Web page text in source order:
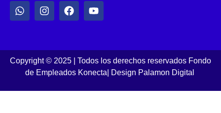
Copyright © 2025 | Todos los derechos reservados Fondo
de Empleados Konecta
Design Palamon Digital